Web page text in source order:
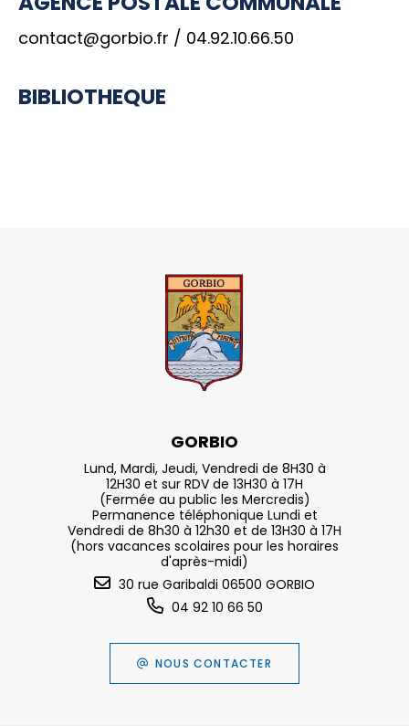
contact@gorbio.fr / 04.92.10.66.50
BIBLIOTHEQUE
GORBIO
Lund, Mardi, Jeudi, Vendredi de 8H30 à
12H30 et sur RDV de 13H30 à 17H
(Fermée au public les Mercredis)
Permanence téléphonique Lundi et
Vendredi de 8h30 à 12h30 et de 13H30 à 17H
(hors vacances scolaires pour les horaires
d'après-midi)
30 rue Garibaldi 06500 GORBIO
04 92 10 66 50
NOUS CONTACTER